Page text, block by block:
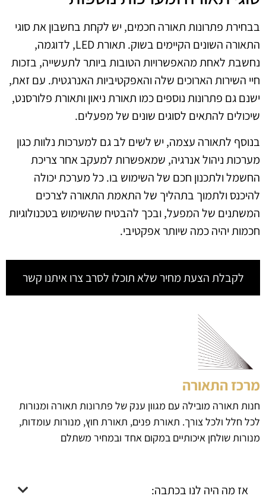
בבחירת פתרונות תאורה חכמים, יש לקחת בחשבון את סוגי
התאורה השונים הקיימים בשוק. תאורת LED, לדוגמה,
נחשבת לאחת מהאפשרויות הטובות ביותר לתעשייה, בזכות
חיי השירות הארוכים שלה והאפקטיביות האנרגטית. עם זאת,
ישנם גם פתרונות נוספים כמו תאורת ניאון ותאורת פלורסנט,
שיכולים להתאים לסוגים שונים של מפעלים.
בנוסף לתאורה עצמה, יש לשים לב גם למערכות נלוות כגון
מערכות ניהול אנרגיה, שמאפשרות למעקב אחר צריכת
החשמל ולתכנון חכם של השימוש בו. כל מערכת יכולה
להיכנס ולתמוך בתהליך של התאמת התאורה לצרכים
המשתנים של המפעל, ובכך להבטיח שהשימוש בטכנולוגיות
חכמות יהיה כמה שיותר אפקטיבי.
לקבלת הצעת מחיר שלא תוכלו לסרב צרו איתנו קשר
מרכז התאורה
חנות תאורה מובילה עם מגוון ענק של פתרונות תאורה ומנורות
לכל חלל ולכל צורך. תאורת פנים, תאורת חוץ, מנורות עומדות,
מנורות שולחן איכותיים במקום אחד ובמחיר משתלם
אז מה היה לנו בכתבה: